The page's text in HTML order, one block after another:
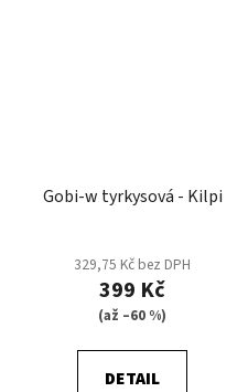
Gobi-w tyrkysová - Kilpi
329,75 Kč bez DPH
399 Kč
(až –60 %)
DETAIL